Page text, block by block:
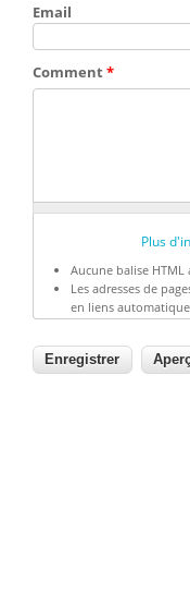
Email
Comment*
Plus
Aucune balise HTML
Les adresses de
en liens